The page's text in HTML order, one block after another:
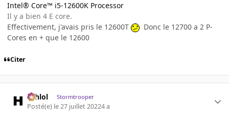
Intel® Core™ i5-12600K Processor
Il y a bien 4 E core.
Effectivement, j'avais pris le 12600T
Donc le 12700 a 2 P-
Cores en + que le 12600
Citer
ashlol Stormtrooper
Posté(e) le 27 juillet 20224 a